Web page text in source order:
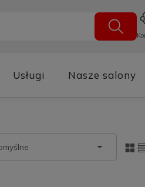
Usługi Nasze salony